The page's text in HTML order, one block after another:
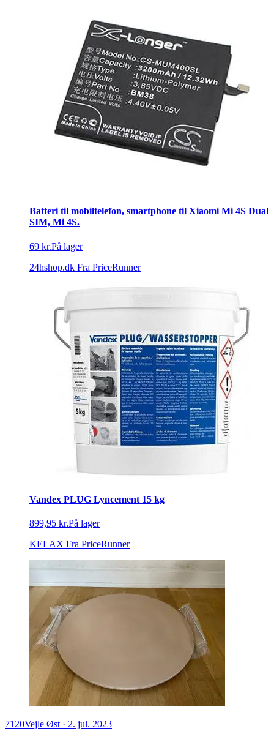
Batteri til mobiltelefon, smartphone til Xiaomi Mi 4S Dual
SIM, Mi 4S.
69 kr.På lager
24hshop.dk Fra PriceRunner
Vandex PLUG Lyncement 15 kg
899,95 kr.På lager
KELAX Fra PriceRunner
7120Vejle Øst · 2. jul. 2023